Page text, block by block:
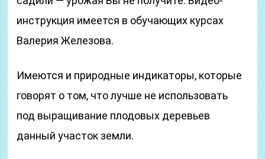
инструкция имеется в обучающих курсах
Валерия Железова.
Имеются и природные индикаторы, которые
говорят о том, что лучше не использовать
под выращивание плодовых деревьев
данный участок земли.